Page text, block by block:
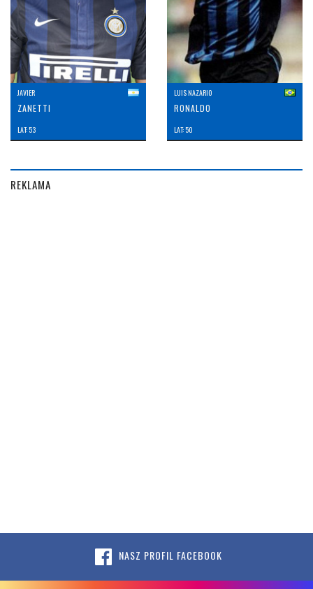
JAVIER
ZANETTI
LAT: 53
LUIS NAZARIO
RONALDO
LAT: 50
REKLAMA
NASZ PROFIL FACEBOOK